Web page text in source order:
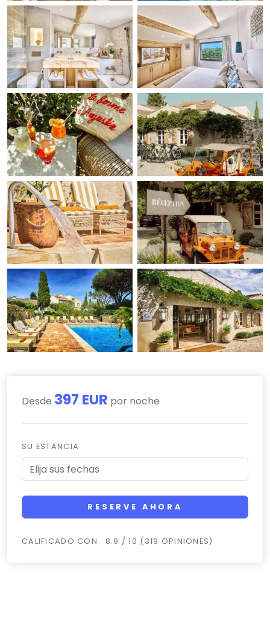
Desde 397 EUR por noche
SU ESTANCIA
RESERVE AHORA
CALIFICADO CON : 8.9 / 10 (319 OPINIONES)